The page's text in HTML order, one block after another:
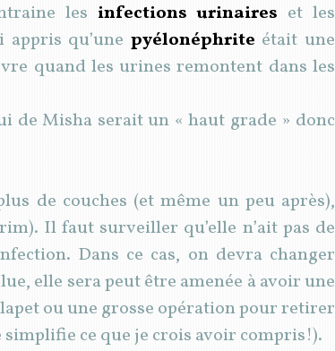
les infections urinaires et les
appris qu’une pyélonéphrite était une
quand les urines remontent dans les
de Misha serait un « haut grade » donc
de couches (et même un peu après),
Il faut surveiller qu’elle n’ait pas de
Dans ce cas, on devra changer
elle sera peut être amenée à avoir une
ou une grosse opération pour retirer
simplifie ce que je crois avoir compris!).